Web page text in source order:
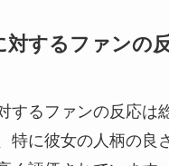
対するファンの
するファンの反応は
特に彼女の人柄の良